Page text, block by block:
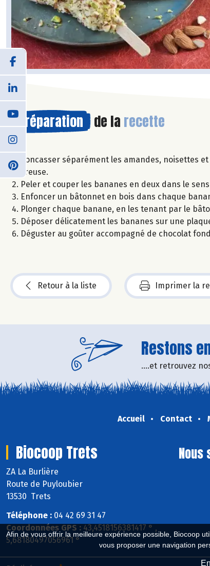
Afin de vous offrir la meilleure expérience possible, Biocoop
vous proposer une navigation
Préparation de la recette
Concasser séparément les amandes, noisettes
creuse.
Peler et couper les bananes en deux dans le
Enfoncer un bâtonnet en bois dans chaque
Plonger chaque banane, en les tenant par le
Déposer délicatement les bananes sur une
Déguster au goûter accompagné de chocolat
Retour à la liste Imprimer la
Restons
....et retrouvez
Accueil Contact
Biocoop Trets
ZA La Burlière
Route de Puyloubier
13530 Trets
Téléphone : 04 42 69 31 47
Coordonnées GPS : 43,4518156381417 ° ,
5,68180497056961 °
Nous